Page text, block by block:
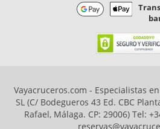
Vayacruceros.com - Especialistas
SL (C/ Bodegueros 43 Ed. CBC
Rafael, Málaga. CP: 29006) Tel: